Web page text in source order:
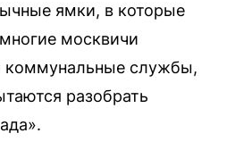
ямки, в которые
москвичи
коммунальные службы,
разобрать